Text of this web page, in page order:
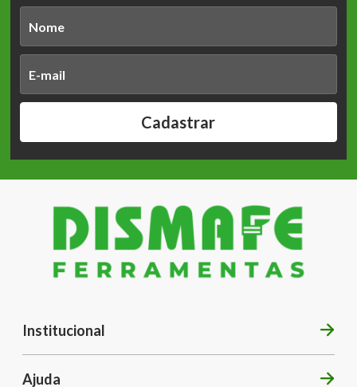
Cadastrar
Institucional
Ajuda